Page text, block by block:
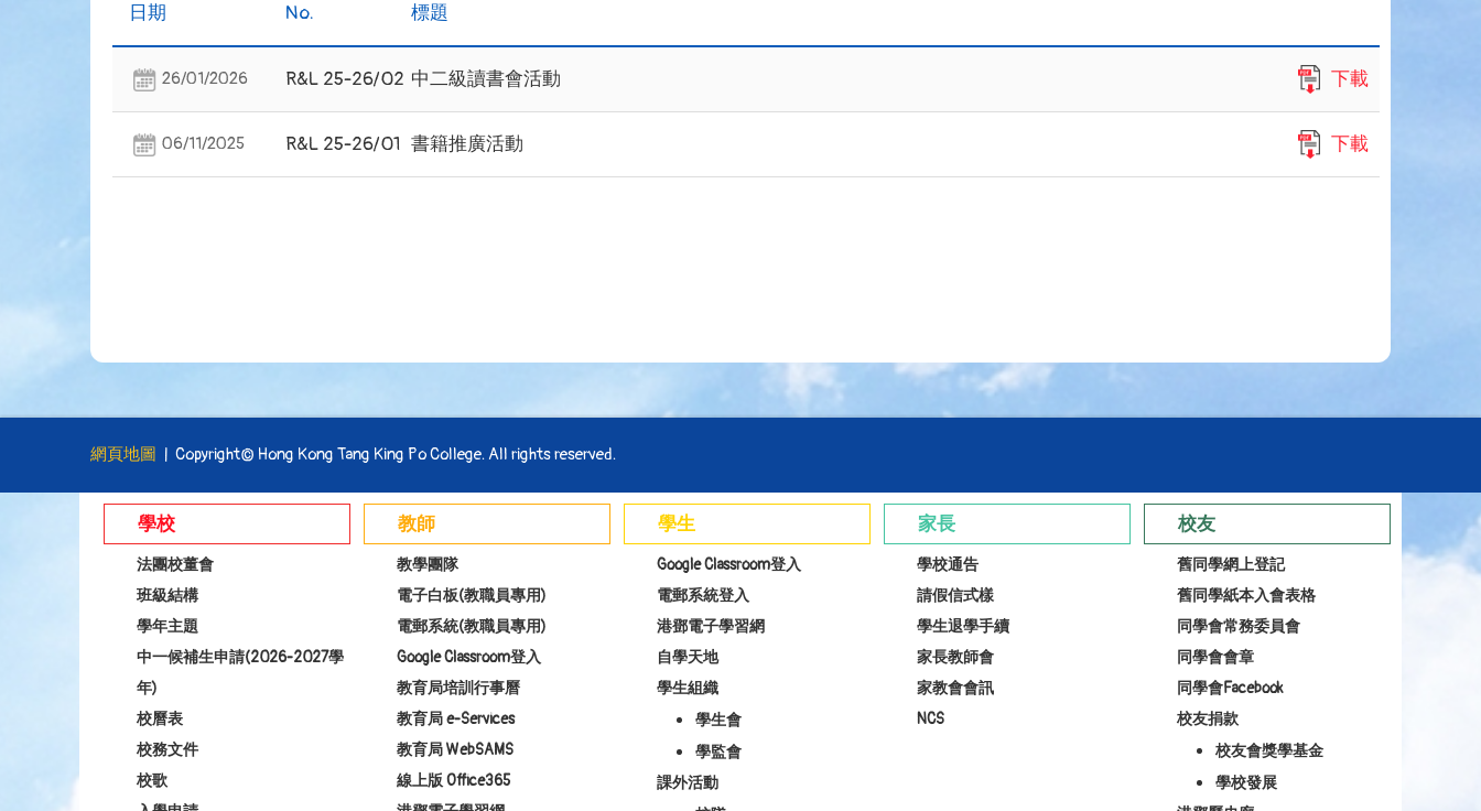
日期 No. 標題
26/01/2026 R&L 25-26/02 中二級讀書會活動 下載
06/11/2025 R&L 25-26/01 書籍推廣活動 下載
網頁地圖 | Copyright© Hong Kong Tang King Po College. All rights reserved.
學校
法團校董會
班級結構
學年主題
中一候補生申請(2026-2027學
年)
校曆表
校務文件
校歌
教師
教學團隊
電子白板(教職員專用)
電郵系統(教職員專用)
Google Classroom登入
教育局培訓行事曆
教育局 e-Services
教育局 WebSAMS
線上版 Office365
學生
Google Classroom登入
電郵系統登入
港鄧電子學習網
自學天地
學生組織
學生會
學監會
課外活動
家長
學校通告
請假信式樣
學生退學手續
家長教師會
家教會會訊
NCS
校友
舊同學網上登記
舊同學紙本入會表格
同學會常務委員會
同學會會章
同學會Facebook
校友捐款
校友會獎學基金
學校發展